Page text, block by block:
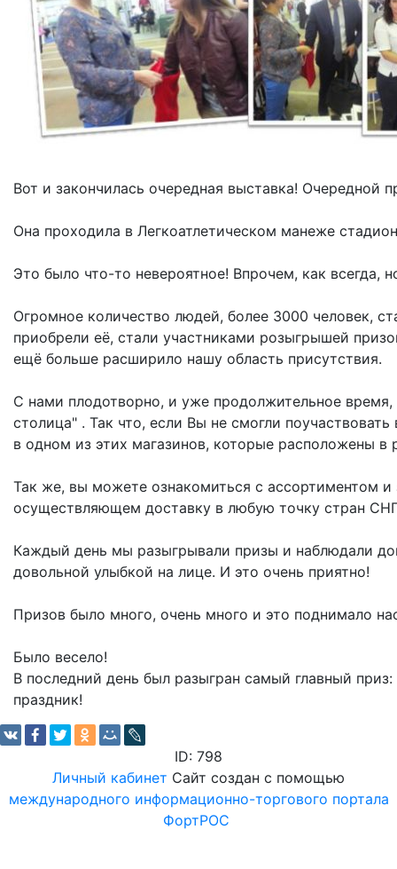
Вот и закончилась очередная выставка! Очередной
Она проходила в Легкоатлетическом манеже
Это было что-то невероятное! Впрочем, как всегда,
Огромное количество людей, более 3000 человек,
приобрели её, стали участниками розыгрышей
ещё больше расширило нашу область присутствия.
С нами плодотворно, и уже продолжительное
столица" . Так что, если Вы не смогли
в одном из этих магазинов, которые расположены в
Так же, вы можете ознакомиться с ассортиментом
осуществляющем доставку в любую точку стран
Каждый день мы разыгрывали призы и наблюдали
довольной улыбкой на лице. И это очень приятно!
Призов было много, очень много и это поднимало
Было весело!
В последний день был разыгран самый главный
праздник!
ID: 798
Личный кабинет Сайт создан с помощью
международного информационно-торгового портала
ФортРОС